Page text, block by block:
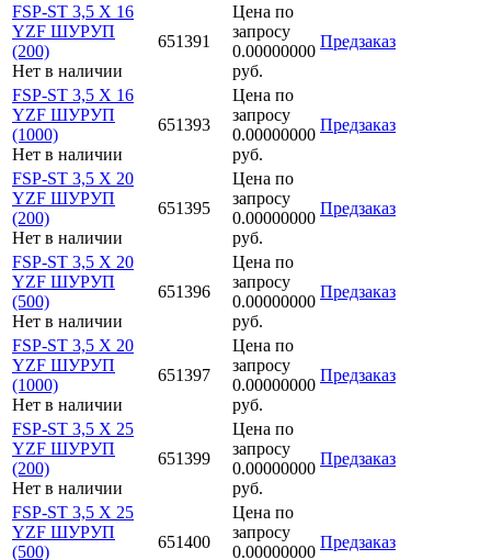
FSP-ST 3,5 X 16
YZF ШУРУП
(200)
Нет в наличии
651391
Цена по
запросу
0.00000000
руб.
Предзаказ
FSP-ST 3,5 X 16
YZF ШУРУП
(1000)
Нет в наличии
651393
Цена по
запросу
0.00000000
руб.
Предзаказ
FSP-ST 3,5 X 20
YZF ШУРУП
(200)
Нет в наличии
651395
Цена по
запросу
0.00000000
руб.
Предзаказ
FSP-ST 3,5 X 20
YZF ШУРУП
(500)
Нет в наличии
651396
Цена по
запросу
0.00000000
руб.
Предзаказ
FSP-ST 3,5 X 20
YZF ШУРУП
(1000)
Нет в наличии
651397
Цена по
запросу
0.00000000
руб.
Предзаказ
FSP-ST 3,5 X 25
YZF ШУРУП
(200)
Нет в наличии
651399
Цена по
запросу
0.00000000
руб.
Предзаказ
FSP-ST 3,5 X 25
YZF ШУРУП
(500)
651400
Цена по
запросу
0.00000000
Предзаказ